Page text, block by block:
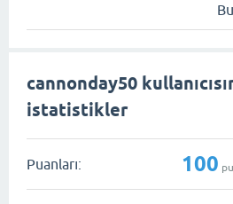
cannonday50
istatistikler
Puanları: 100